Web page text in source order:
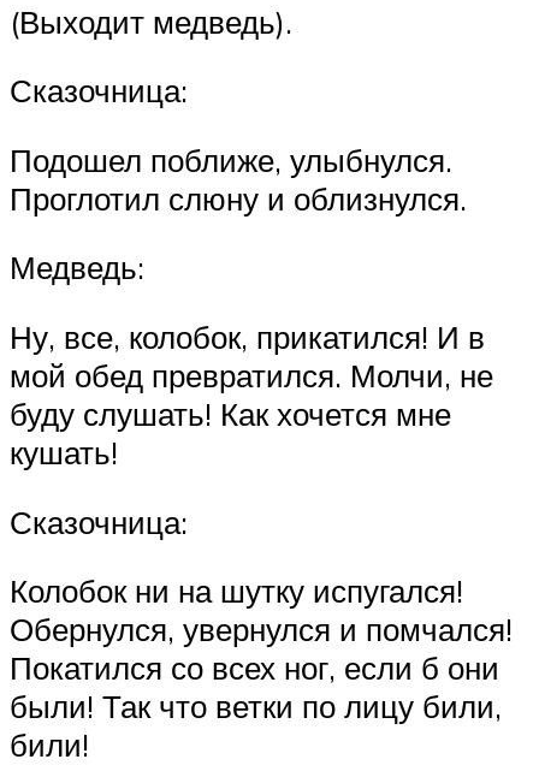
(Выходит медведь).
Сказочница:
Подошел поближе, улыбнулся.
Проглотил слюну и облизнулся.
Медведь:
Ну, все, колобок, прикатился! И в
мой обед превратился. Молчи, не
буду слушать! Как хочется мне
кушать!
Сказочница:
Колобок ни на шутку испугался!
Обернулся, увернулся и помчался!
Покатился со всех ног, если б они
были! Так что ветки по лицу били,
били!